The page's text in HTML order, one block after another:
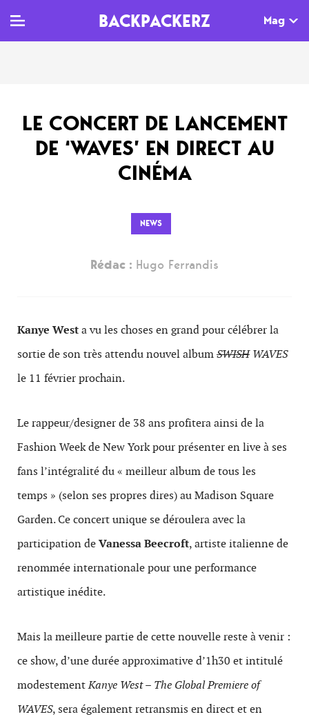
BACKPACKERZ Mag
Clips
Live
Dossiers
Tops
Interviews
Chroniques
Paris
Festivals
LE CONCERT DE LANCEMENT
DE ‘WAVES’ EN DIRECT AU
CINÉMA
NEWS
Rédac : Hugo Ferrandis
Kanye Westa vu les choses en grand pour célébrer la
sortie de son très attendu nouvel albumSWISHWAVES
le 11 février prochain.
Le rappeur/designer de 38 ans profitera ainsi de la
Fashion Week de New York pour présenter en live à ses
fans l’intégralité du « meilleur album de tous les
temps » (selon ses propres dires) au Madison Square
Garden. Ce concert unique se déroulera avec la
participation deVanessa Beecroft, artiste italienne de
renommée internationale pour une performance
artistique inédite.
Mais la meilleure partie de cette nouvelle reste à venir :
ce show, d’une durée approximative d’1h30 et intitulé
modestementKanye West – The Global Premiere of
WAVES, sera également retransmis en direct et en